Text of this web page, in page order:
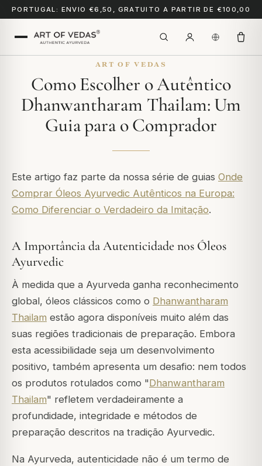
PORTUGAL: ENVIO €6,50, GRATUITO A PARTIR DE €100,00
ART OF VEDAS
Como Escolher o Autêntico
Dhanwantharam Thailam: Um
Guia para o Comprador
Este artigo faz parte da nossa série de guias Onde
Comprar Óleos Ayurvedic Autênticos na Europa:
Como Diferenciar o Verdadeiro da Imitação.
A Importância da Autenticidade nos Óleos
Ayurvedic
À medida que a Ayurveda ganha reconhecimento
global, óleos clássicos como o Dhanwantharam
Thailam estão agora disponíveis muito além das
suas regiões tradicionais de preparação. Embora
esta acessibilidade seja um desenvolvimento
positivo, também apresenta um desafio: nem todos
os produtos rotulados como "Dhanwantharam
Thailam" refletem verdadeiramente a
profundidade, integridade e métodos de
preparação descritos na tradição Ayurvedic.
Na Ayurveda, autenticidade não é um termo de